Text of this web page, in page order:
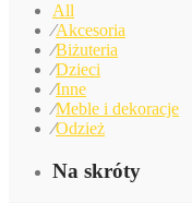
All
⁄Akcesoria
⁄Biżuteria
⁄Dzieci
⁄Inne
⁄Meble i dekoracje
⁄Odzież
Na skróty